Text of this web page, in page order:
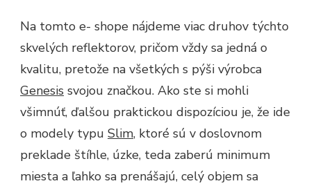
Na tomto e- shope nájdeme viac druhov týchto
skvelých reflektorov, pričom vždy sa jedná o
kvalitu, pretože na všetkých s pýši výrobca
Genesis svojou značkou. Ako ste si mohli
všimnúť, ďalšou praktickou dispozíciou je, že ide
o modely typu Slim, ktoré sú v doslovnom
preklade štíhle, úzke, teda zaberú minimum
miesta a ľahko sa prenášajú, celý objem sa